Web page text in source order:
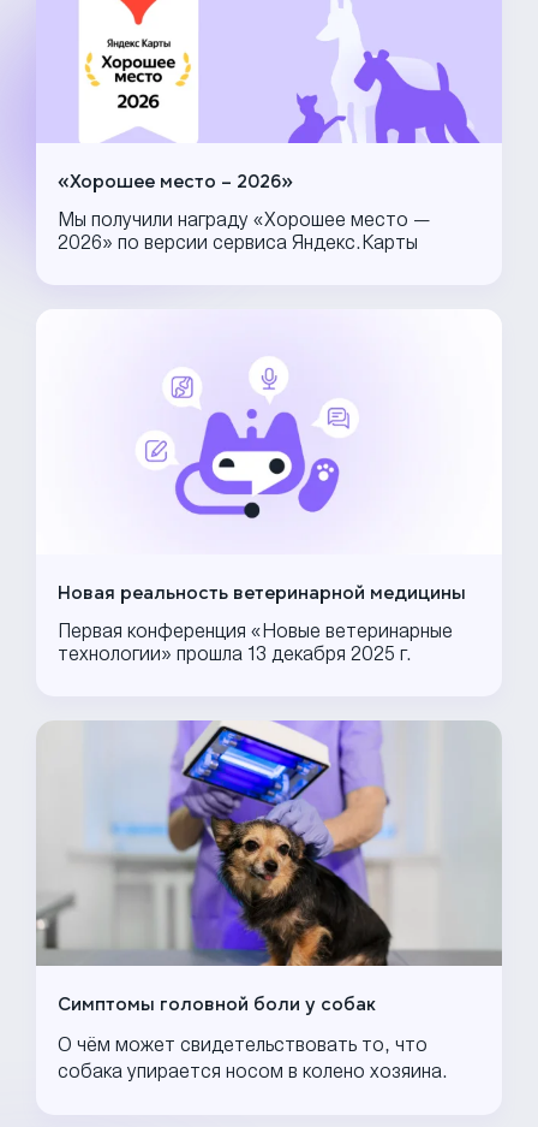
«Хорошее место – 2026»
Мы получили награду «Хорошее место —
2026» по версии сервиса Яндекс.Карты
Новая реальность ветеринарной медицины
Первая конференция «Новые ветеринарные
технологии» прошла 13 декабря 2025 г.
Симптомы головной боли у собак
О чём может свидетельствовать то, что
собака упирается носом в колено хозяина.